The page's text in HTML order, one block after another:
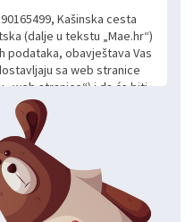
Kašinska cesta
(dalje u tekstu „Mae.hr“)
podataka, obavještava Vas
sa web stranice
„web stranice“) i da će biti
Izjave smatra se da
za prikupljanje i daljnju
koje ustupate Mae.hr
odgovora i daljnje
kroz kontakt obrazac.
podataka te ovu
niste dužni unositi